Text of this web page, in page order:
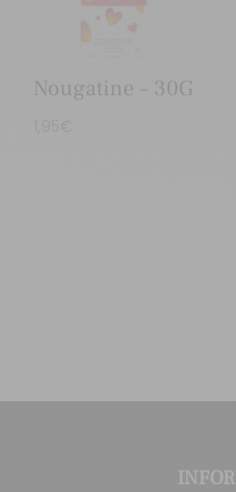
Nougatine – 30G